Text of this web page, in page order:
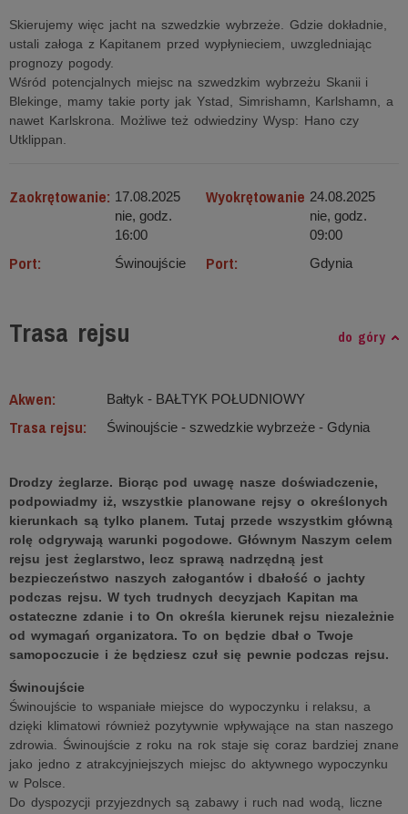
Skierujemy więc jacht na szwedzkie wybrzeże. Gdzie dokładnie,
ustali załoga z Kapitanem przed wypłynieciem, uwzgledniając
prognozy pogody.
Wśród potencjalnych miejsc na szwedzkim wybrzeżu Skanii i
Blekinge, mamy takie porty jak Ystad, Simrishamn, Karlshamn, a
nawet Karlskrona. Możliwe też odwiedziny Wysp: Hano czy
Utklippan.
Zaokrętowanie: 17.08.2025
nie, godz.
16:00
Wyokrętowanie 24.08.2025
nie, godz.
09:00
Port: Świnoujście Port: Gdynia
Trasa rejsu do góry
Akwen: Bałtyk ‐ BAŁTYK POŁUDNIOWY
Trasa rejsu: Świnoujście - szwedzkie wybrzeże - Gdynia
Drodzy żeglarze. Biorąc pod uwagę nasze doświadczenie,
podpowiadmy iż, wszystkie planowane rejsy o określonych
kierunkach są tylko planem. Tutaj przede wszystkim główną
rolę odgrywają warunki pogodowe. Głównym Naszym celem
rejsu jest żeglarstwo, lecz sprawą nadrzędną jest
bezpieczeństwo naszych załogantów i dbałość o jachty
podczas rejsu. W tych trudnych decyzjach Kapitan ma
ostateczne zdanie i to On określa kierunek rejsu niezależnie
od wymagań organizatora. To on będzie dbał o Twoje
samopoczucie i że będziesz czuł się pewnie podczas rejsu.
Świnoujście
Świnoujście to wspaniałe miejsce do wypoczynku i relaksu, a
dzięki klimatowi również pozytywnie wpływające na stan naszego
zdrowia. Świnoujście z roku na rok staje się coraz bardziej znane
jako jedno z atrakcyjniejszych miejsc do aktywnego wypoczynku
w Polsce.
Do dyspozycji przyjezdnych są zabawy i ruch nad wodą, liczne